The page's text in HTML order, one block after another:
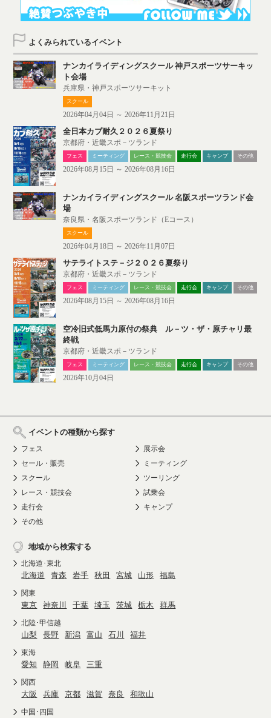
よくみられているイベント
ナンカイライディングスクール 神戸スポーツサーキッ
ト会場
兵庫県・神戸スポーツサーキット
スクール
2026年04月04日 ～ 2026年11月21日
全日本カブ耐久２０２６夏祭り
京都府・近畿スポ－ツランド
フェス ミーティング レース・競技会 走行会 キャンプ その他
2026年08月15日 ～ 2026年08月16日
ナンカイライディングスクール 名阪スポーツランド会
場
奈良県・名阪スポーツランド（Eコース）
スクール
2026年04月18日 ～ 2026年11月07日
サテライトステ－ジ２０２６夏祭り
京都府・近畿スポ－ツランド
フェス ミーティング レース・競技会 走行会 キャンプ その他
2026年08月15日 ～ 2026年08月16日
空冷旧式低馬力原付の祭典 ル－ツ・ザ・原チャリ最
終戦
京都府・近畿スポ－ツランド
フェス ミーティング レース・競技会 走行会 キャンプ その他
2026年10月04日
イベントの種類から探す
フェス
展示会
セール・販売
ミーティング
スクール
ツーリング
レース・競技会
試乗会
走行会
キャンプ
その他
地域から検索する
北海道･東北
北海道 青森 岩手 秋田 宮城 山形 福島
関東
東京 神奈川 千葉 埼玉 茨城 栃木 群馬
北陸･甲信越
山梨 長野 新潟 富山 石川 福井
東海
愛知 静岡 岐阜 三重
関西
大阪 兵庫 京都 滋賀 奈良 和歌山
中国･四国